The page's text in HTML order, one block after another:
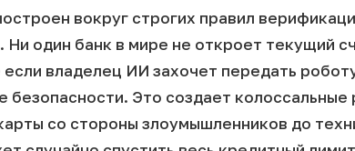
вокруг строгих правил
один банк в мире не откроет текущий
владелец ИИ захочет передать
безопасности. Это создает колоссальные
со стороны злоумышленников до